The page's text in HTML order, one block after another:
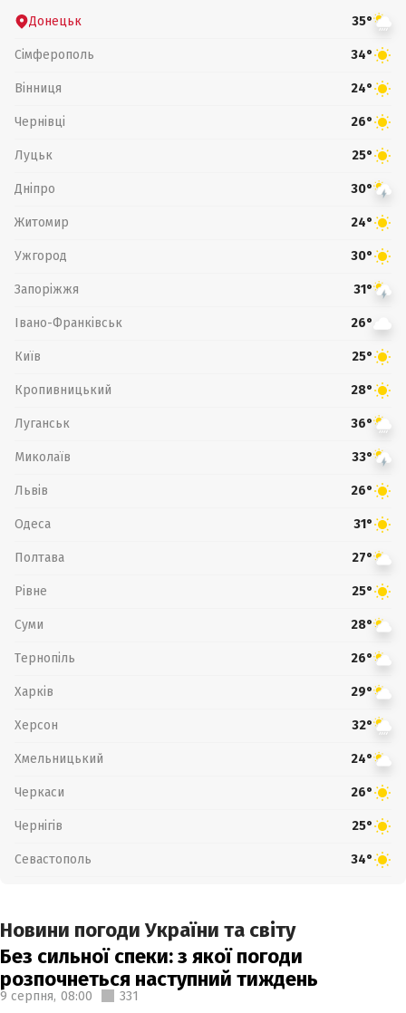
Донецьк 35°
Сімферополь 34°
Вінниця 24°
Чернівці 26°
Луцьк 25°
Дніпро 30°
Житомир 24°
Ужгород 30°
Запоріжжя 31°
Івано-Франківськ 26°
Київ 25°
Кропивницький 28°
Луганськ 36°
Миколаїв 33°
Львів 26°
Одеса 31°
Полтава 27°
Рівне 25°
Суми 28°
Тернопіль 26°
Харків 29°
Херсон 32°
Хмельницький 24°
Черкаси 26°
Чернігів 25°
Севастополь 34°
Новини погоди України та світу
Без сильної спеки: з якої погоди
розпочнеться наступний тиждень
9 серпня, 08:00 331